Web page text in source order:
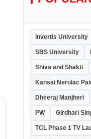
Invertis University
SBS University
Shiva and Shakti
Kansai Nerolac
Dheeraj Manjheri
PW Girdhari
TCL Phase 1 TV